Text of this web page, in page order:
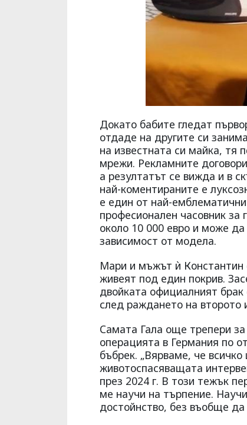
Докато бабите гледат
отдаде на другите си
на известната си майка, тя
мрежи. Рекламните
а резултатът се вижда и в
най-коментираните е
е един от най-
професионален часовник
около 10 000 евро и може
зависимост от модела.
Мари и мъжът ѝ Константин
живеят под един покрив.
двойката официалният
след раждането на второто
Самата Гала още трепери
операцията в Германия по
бъбрек. „Вярваме, че
животоспасяващата
през 2024 г. В този тежък
ме научи на търпение.
достойнство, без въобще